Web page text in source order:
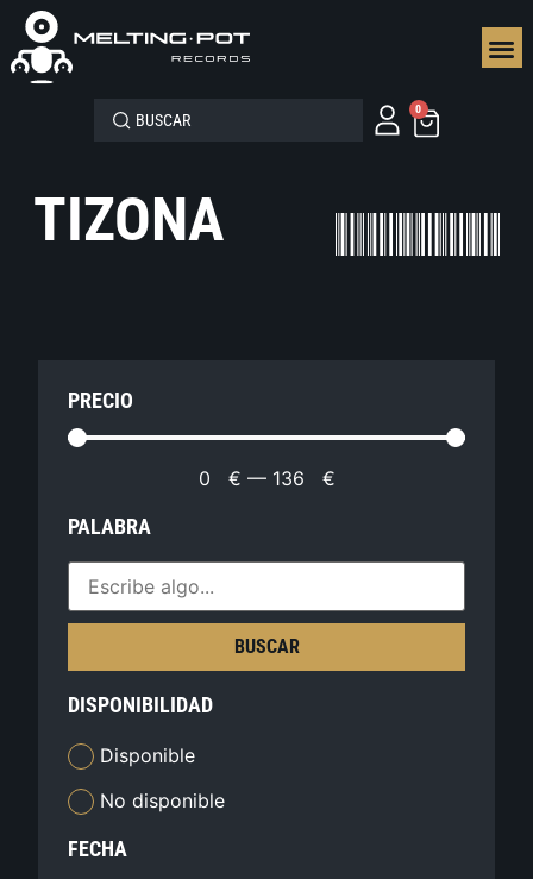
0
TIZONA
PRECIO
0 € — 136 €
PALABRA
BUSCAR
DISPONIBILIDAD
Disponible
No disponible
FECHA